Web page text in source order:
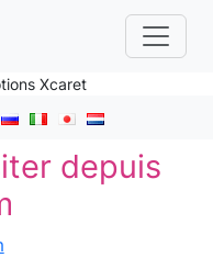
Xcaret
depuis